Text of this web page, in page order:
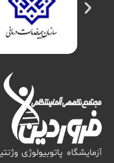
آزمایشگاه پاتوبیولوژی